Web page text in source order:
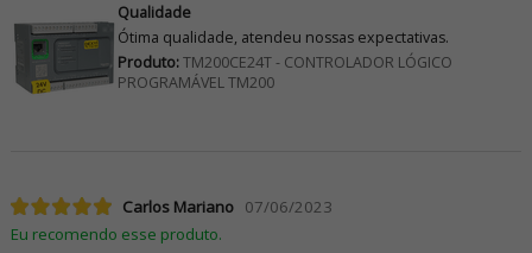
Qualidade
Ótima qualidade, atendeu nossas expectativas.
Produto:TM200CE24T - CONTROLADOR LÓGICO
PROGRAMÁVEL TM200
Carlos Mariano 07/06/2023
Eu recomendo esse produto.